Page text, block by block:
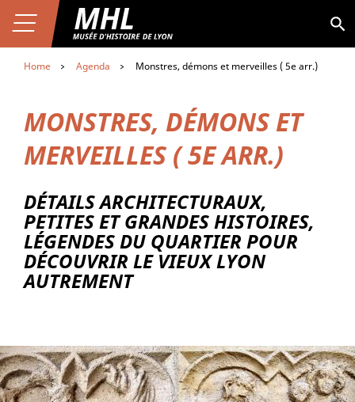
Aller au contenu
Aller au premier menu de navigation
Aller au second menu de navigation
Premier niveau de navigation
Aller à la page du musée
Ouvrir le menu
Home Agenda Monstres, démons et merveilles ( 5e arr.)
MONSTRES, DÉMONS ET
MERVEILLES ( 5E ARR.)
DÉTAILS ARCHITECTURAUX,
PETITES ET GRANDES HISTOIRES,
LÉGENDES DU QUARTIER POUR
DÉCOUVRIR LE VIEUX LYON
AUTREMENT